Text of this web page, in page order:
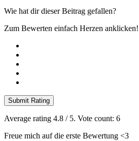
Wie hat dir dieser Beitrag gefallen?
Zum Bewerten einfach Herzen anklicken!
Submit Rating
Average rating 4.8 / 5. Vote count: 6
Freue mich auf die erste Bewertung <3